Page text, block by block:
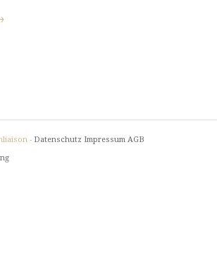
- Datenschutz Impressum AGB